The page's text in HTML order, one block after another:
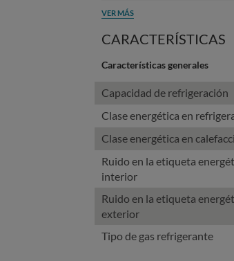
VER MÁS
CARACTERÍSTICAS
Características generales
Capacidad de refrigeración
Clase energética en
Clase energética en
Ruido en la etiqueta
interior
Ruido en la etiqueta
exterior
Tipo de gas refrigerante